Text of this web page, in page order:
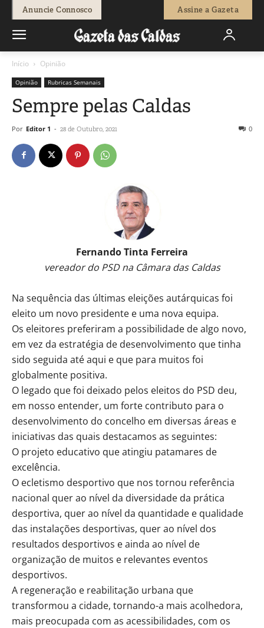
Anuncie Connosco Assine a Gazeta
Início Opinião
Opinião Rubricas Semanais
Sempre pelas Caldas
Por Editor 1 - 28 de Outubro, 2021 0
Fernando Tinta Ferreira
vereador do PSD na Câmara das Caldas
Na sequência das últimas eleições autárquicas foi
eleito um novo presidente e uma nova equipa.
Os eleitores preferiram a possibilidade de algo novo,
em vez da estratégia de desenvolvimento que tinha
sido seguida até aqui e que para muitos foi
globalmente positiva.
O legado que foi deixado pelos eleitos do PSD deu,
em nosso entender, um forte contributo para o
desenvolvimento do concelho em diversas áreas e
iniciativas das quais destacamos as seguintes:
O projeto educativo que atingiu patamares de
excelência.
O ecletismo desportivo que nos tornou referência
nacional quer ao nível da diversidade da prática
desportiva, quer ao nível da quantidade e qualidade
das instalações desportivas, quer ao nível dos
resultados desportivos e ainda ao nível de
organização de muitos e relevantes eventos
desportivos.
A regeneração e reabilitação urbana que
transformou a cidade, tornando-a mais acolhedora,
mais preocupada com as acessibilidades, com os